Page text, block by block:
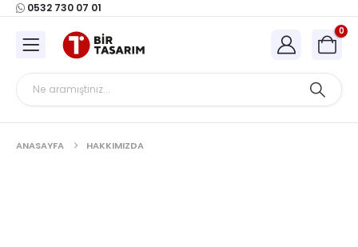
0532 730 07 01
0
ANASAYFA HAKKIMIZDA